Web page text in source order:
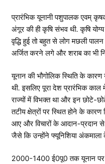
प्रारंभिक यूनानी पशुपालक एवम्
अंगूर की ही कृषि संभव थी. कृषि
वृद्धि हुई तो बहुत से लोग मछली
अर्जित करने लगे और शराब का भी
यूनान की भौगोलिक स्थिति के कारण
थी. इसलिए पूरा देश प्रारंभिक
राज्यों में विभक्त था और इन छोटे-
तटीय क्षेत्रों पर स्थित होने के
आए और विचारों के आदान-प्रदान से
जैसे कि उन्होंने फ्यूनिशिया अंकमाला
2000-1400 ई0पू0 तक यूनान पर